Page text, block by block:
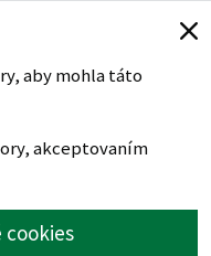
aby mohla táto
akceptovaním
cookies